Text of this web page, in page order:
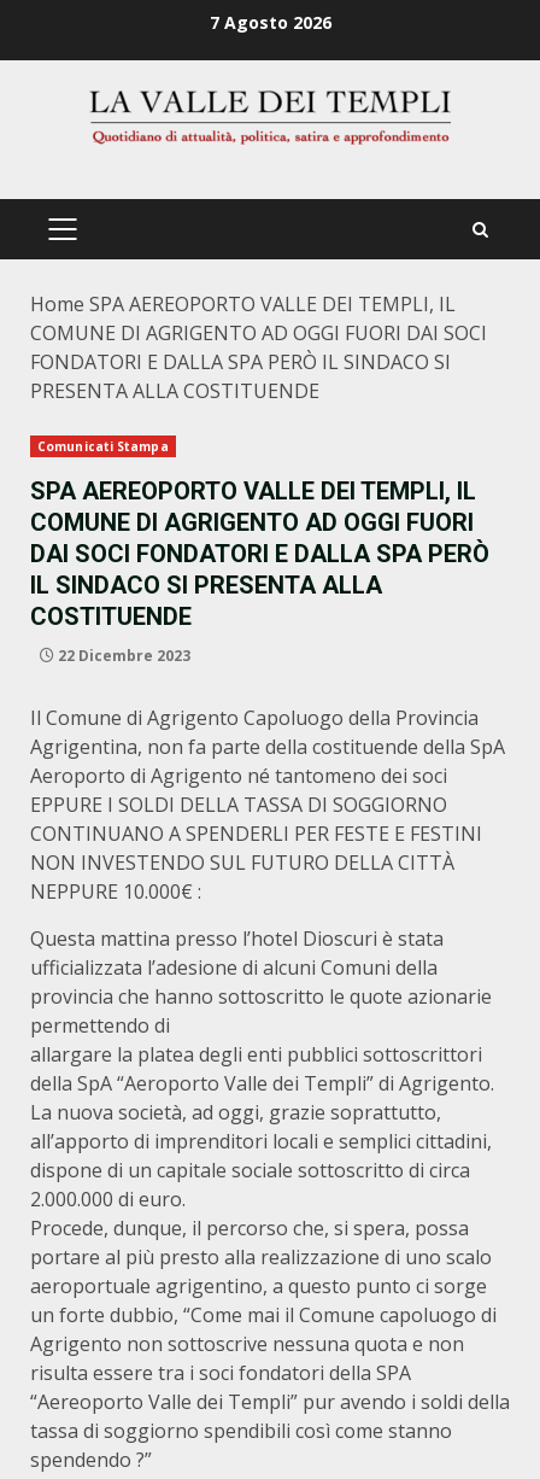
7 Agosto 2026
PRIMÄRES
Home SPA AEREOPORTO VALLE DEI TEMPLI, IL
COMUNE DI AGRIGENTO AD OGGI FUORI DAI SOCI
FONDATORI E DALLA SPA PERÒ IL SINDACO SI
PRESENTA ALLA COSTITUENDE
Comunicati Stampa
SPA AEREOPORTO VALLE DEI TEMPLI, IL
COMUNE DI AGRIGENTO AD OGGI FUORI
DAI SOCI FONDATORI E DALLA SPA PERÒ
IL SINDACO SI PRESENTA ALLA
COSTITUENDE
22 Dicembre 2023
Il Comune di Agrigento Capoluogo della Provincia
Agrigentina, non fa parte della costituende della SpA
Aeroporto di Agrigento né tantomeno dei soci
EPPURE I SOLDI DELLA TASSA DI SOGGIORNO
CONTINUANO A SPENDERLI PER FESTE E FESTINI
NON INVESTENDO SUL FUTURO DELLA CITTÀ
NEPPURE 10.000€ :
Questa mattina presso l’hotel Dioscuri è stata
ufficializzata l’adesione di alcuni Comuni della
provincia che hanno sottoscritto le quote azionarie
permettendo di
allargare la platea degli enti pubblici sottoscrittori
della SpA “Aeroporto Valle dei Templi” di Agrigento.
La nuova società, ad oggi, grazie soprattutto,
all’apporto di imprenditori locali e semplici cittadini,
dispone di un capitale sociale sottoscritto di circa
2.000.000 di euro.
Procede, dunque, il percorso che, si spera, possa
portare al più presto alla realizzazione di uno scalo
aeroportuale agrigentino, a questo punto ci sorge
un forte dubbio, “Come mai il Comune capoluogo di
Agrigento non sottoscrive nessuna quota e non
risulta essere tra i soci fondatori della SPA
“Aereoporto Valle dei Templi” pur avendo i soldi della
tassa di soggiorno spendibili così come stanno
spendendo ?”